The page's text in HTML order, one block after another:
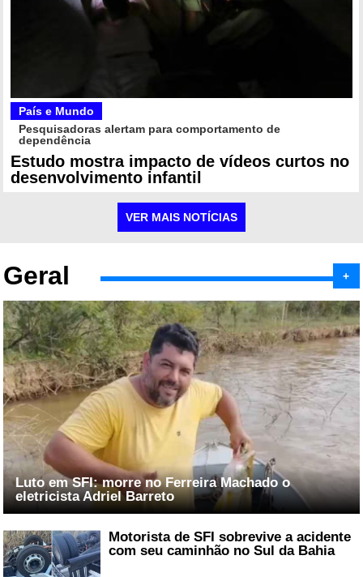
País e Mundo
Pesquisadoras alertam para comportamento de
dependência
Estudo mostra impacto de vídeos curtos no
desenvolvimento infantil
VER MAIS NOTÍCIAS
Geral +
Luto em SFI: morre no Ferreira Machado o
eletricista Adriel Barreto
Motorista de SFI sobrevive a acidente
com seu caminhão no Sul da Bahia